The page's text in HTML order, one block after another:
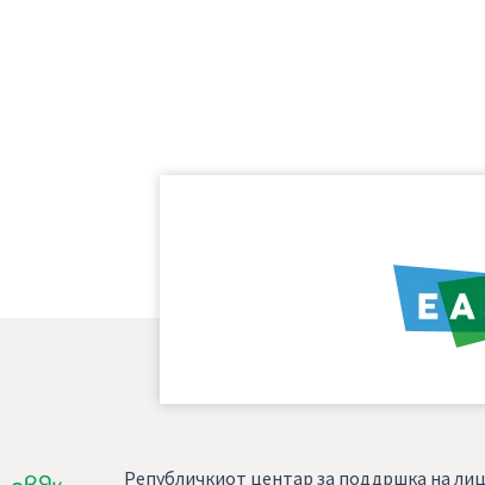
Републичкиот центар за поддршка на